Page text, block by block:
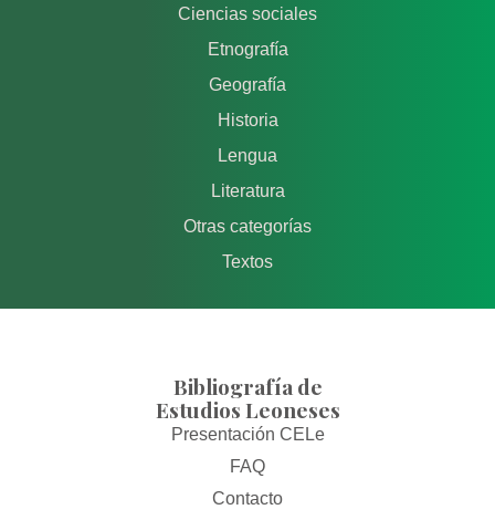
Ciencias sociales
Etnografía
Geografía
Historia
Lengua
Literatura
Otras categorías
Textos
Bibliografía de
Estudios Leoneses
Presentación CELe
FAQ
Contacto